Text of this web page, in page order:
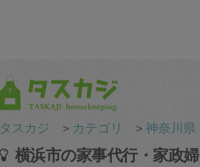
タスカジ ＞ カテゴリ ＞神奈川県
横浜市の家事代行・家政婦